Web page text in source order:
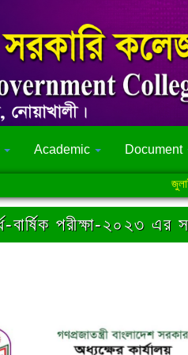
Academic Document
জুলাই
বার্ষিক পরীক্ষা-২০২৩ এর